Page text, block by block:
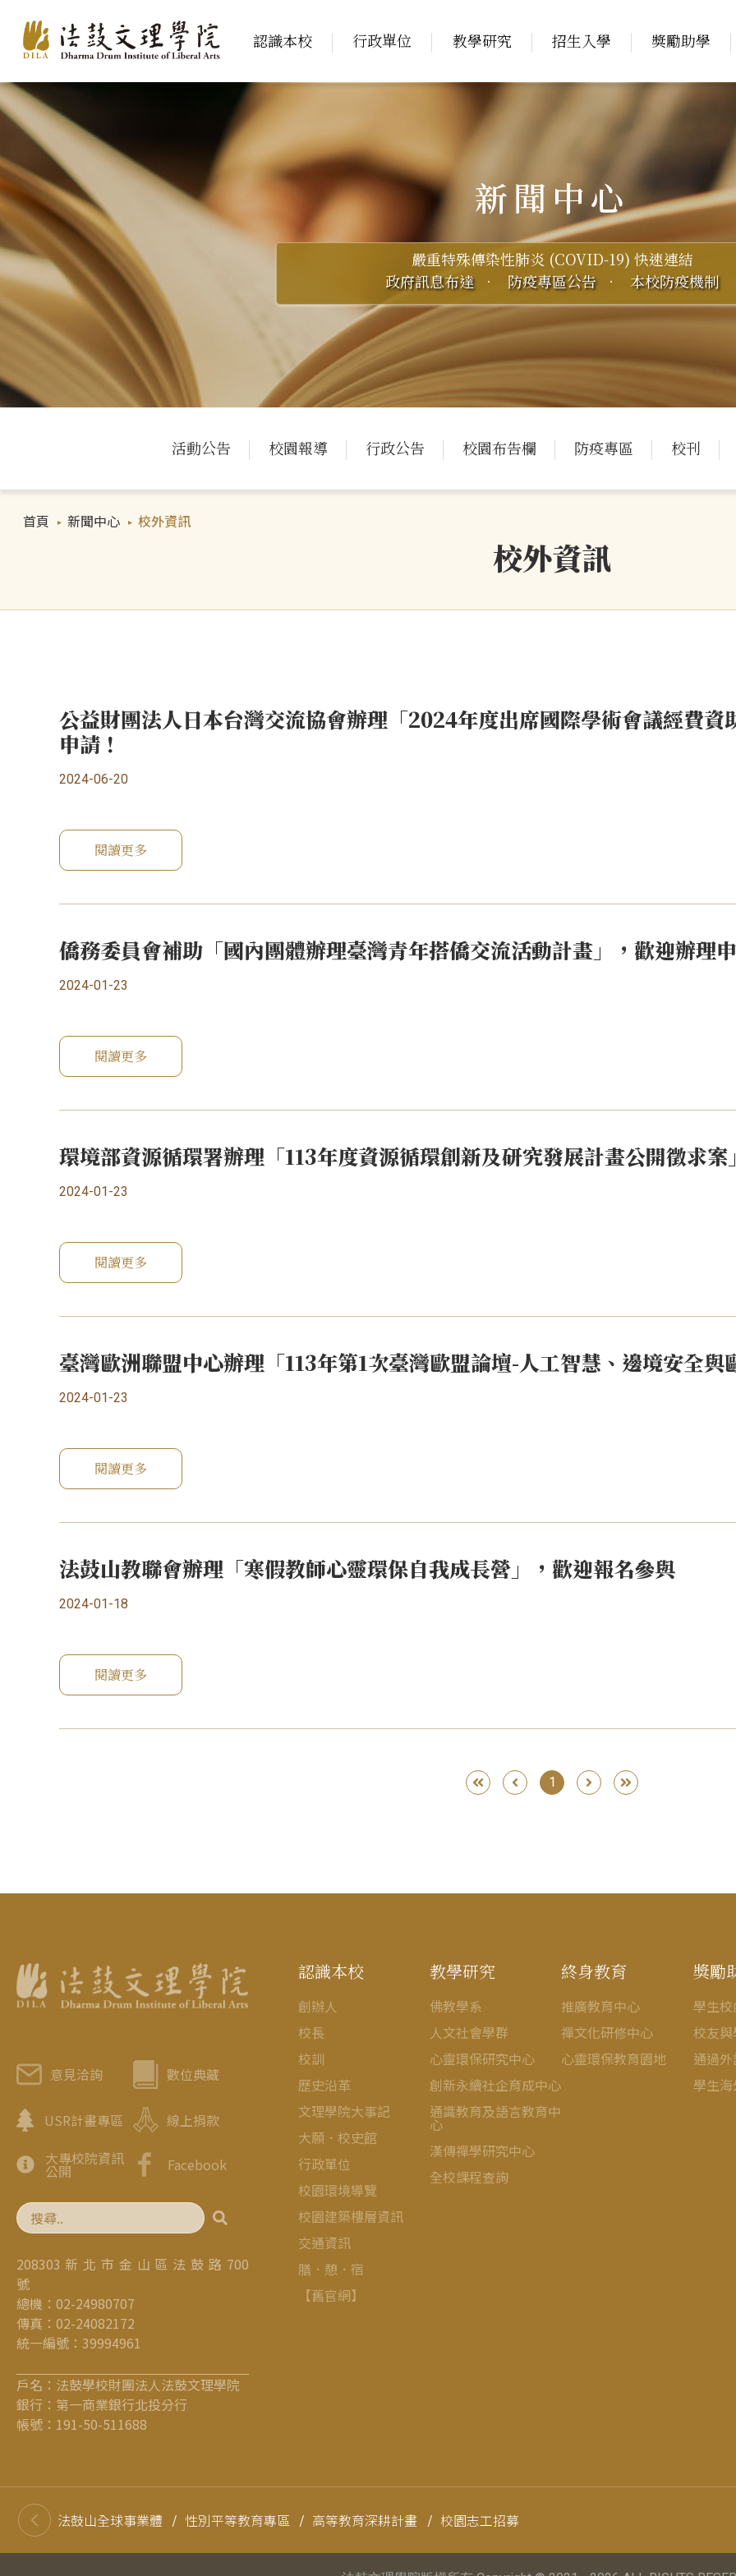
認識本校 行政單位 教學研究 招生入學 獎勵助學
新聞中心
嚴重特殊傳染性肺炎 (COVID-19) 快速連結
政府訊息布達． 防疫專區公告． 本校防疫機制
活動公告 校園報導 行政公告 校園布告欄 防疫專區 校刊
首頁 新聞中心 校外資訊
校外資訊
公益財團法人日本台灣交流協會辦理「2024年度出席國際學術會議經費
申請！
2024-06-20
閱讀更多
僑務委員會補助「國內團體辦理臺灣青年搭僑交流活動計畫」，歡迎辦理
2024-01-23
閱讀更多
環境部資源循環署辦理「113年度資源循環創新及研究發展計畫公開徵求
2024-01-23
閱讀更多
臺灣歐洲聯盟中心辦理「113年第1次臺灣歐盟論壇-人工智慧、邊境安全
2024-01-23
閱讀更多
法鼓山教聯會辦理「寒假教師心靈環保自我成長營」，歡迎報名參與
2024-01-18
閱讀更多
1
意見洽詢 數位典藏
USR計畫專區
線上捐款
大專校院資訊
公開 Facebook
208303 新 北 市 金 山 區 法 鼓 路 700
號
總機：02-24980707
傳真：02-24082172
統一編號：39994961
戶名：法鼓學校財團法人法鼓文理學院
銀行：第一商業銀行北投分行
帳號：191-50-511688
認識本校
創辦人
校長
校訓
歷史沿革
文理學院大事記
大願．校史館
行政單位
校園環境導覽
校園建築樓層資訊
交通資訊
膳．憩．宿
【舊官網】
教學研究
佛教學系
人文社會學群
心靈環保研究中心
創新永續社企育成中心
通識教育及語言教育中
心
漢傳禪學研究中心
全校課程查詢
終身教育
推廣教育中心
禪文化研修中心
心靈環保教育園地
獎勵
學生
校友
通過
學生
法鼓山全球事業體 / 性別平等教育專區 / 高等教育深耕計畫 / 校園志工招募